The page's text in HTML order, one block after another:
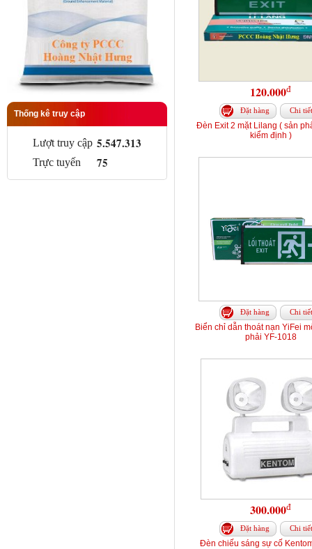
Thống kê truy cập
Lượt truy cập 5.547.313
Trực tuyến 75
120.000đ
Đặt hàng Chi tiết
Đèn Exit 2 mặt Lilang ( sản
kiểm định )
Đặt hàng Chi tiết
Biển chỉ dẫn thoát nạn YiFei
phải YF-1018
300.000đ
Đặt hàng Chi tiết
Đèn chiếu sáng sự cố